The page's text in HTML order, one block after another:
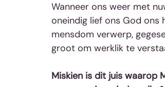
Wanneer ons weer met
oneindig lief ons God ons
mensdom verwerp,
groot om werklik te
Miskien is dit juis waarop